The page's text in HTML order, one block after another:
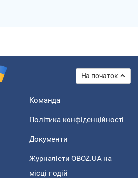
На початок
Команда
Політика конфіденційності
Документи
Журналісти OBOZ.UA на
місці подій